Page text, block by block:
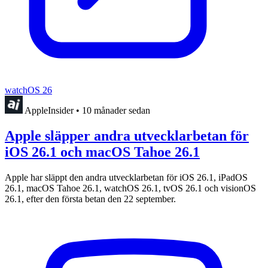
watchOS 26
AppleInsider • 10 månader sedan
Apple släpper andra utvecklarbetan för
iOS 26.1 och macOS Tahoe 26.1
Apple har släppt den andra utvecklarbetan för iOS 26.1, iPadOS
26.1, macOS Tahoe 26.1, watchOS 26.1, tvOS 26.1 och visionOS
26.1, efter den första betan den 22 september.